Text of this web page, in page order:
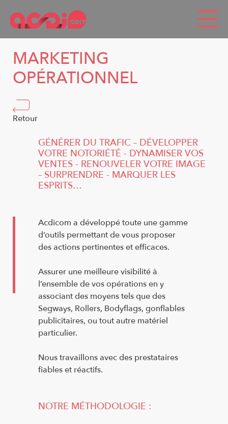
MARKETING
OPÉRATIONNEL
Retour
GÉNÉRER DU TRAFIC – DÉVELOPPER
VOTRE NOTORIÉTÉ - DYNAMISER VOS
VENTES - RENOUVELER VOTRE IMAGE
– SURPRENDRE - MARQUER LES
ESPRITS…
Acdicom a développé toute une gamme
d’outils permettant de vous proposer
des actions pertinentes et efficaces.
Assurer une meilleure visibilité à
l’ensemble de vos opérations en y
associant des moyens tels que des
Segways, Rollers, Bodyflags, gonflables
publicitaires, ou tout autre matériel
particulier.
Nous travaillons avec des prestataires
fiables et réactifs.
NOTRE MÉTHODOLOGIE :